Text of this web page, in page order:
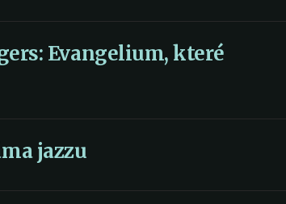
Evangelium, které
jazzu